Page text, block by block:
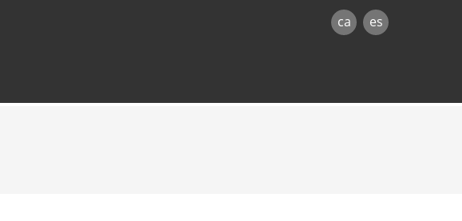
ca es